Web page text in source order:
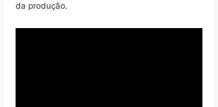
da produção.